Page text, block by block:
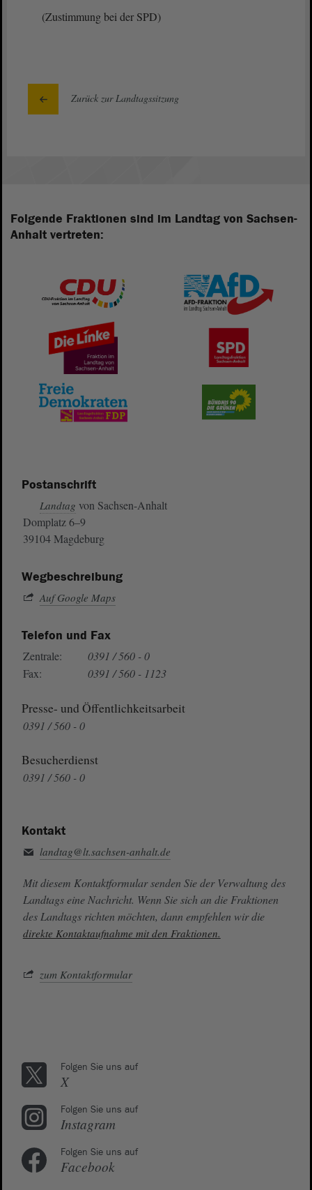
(Zustimmung bei der SPD)
Zurück zur Landtagssitzung
Folgende Fraktionen sind im Landtag von Sachsen-
Anhalt vertreten:
Postanschrift
Landtag von Sachsen-Anhalt
Domplatz 6–9
39104 Magdeburg
Wegbeschreibung
Auf Google Maps
Telefon und Fax
Zentrale:
0391 / 560 - 0
Fax:
0391 / 560 - 1123
Presse- und Öffentlichkeitsarbeit
0391 / 560 - 0
Besucherdienst
0391 / 560 - 0
Kontakt
landtag@lt.sachsen-anhalt.de
Mit diesem Kontaktformular senden Sie der Verwaltung des
Landtags eine Nachricht. Wenn Sie sich an die Fraktionen
des Landtags richten möchten, dann empfehlen wir die
direkte Kontaktaufnahme mit den Fraktionen.
zum Kontaktformular
Folgen Sie uns auf
X
Folgen Sie uns auf
Instagram
Folgen Sie uns auf
Facebook